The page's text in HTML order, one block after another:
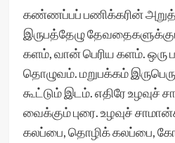
கண்ணப்பப் பணிக்கரின்
இருபத்தேழு
களம், வான் பெரிய களம். ஒரு
தொழுவம். மறுபக்கம்
கூட்டும் இடம். எதிரே உழவுச்
வைக்கும் புரை. உழவுச்
கலப்பை, தொழிக் கலப்பை,